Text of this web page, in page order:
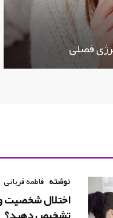
فصلی
نوشته فاطمه قربانی
اختلال شخصیت و